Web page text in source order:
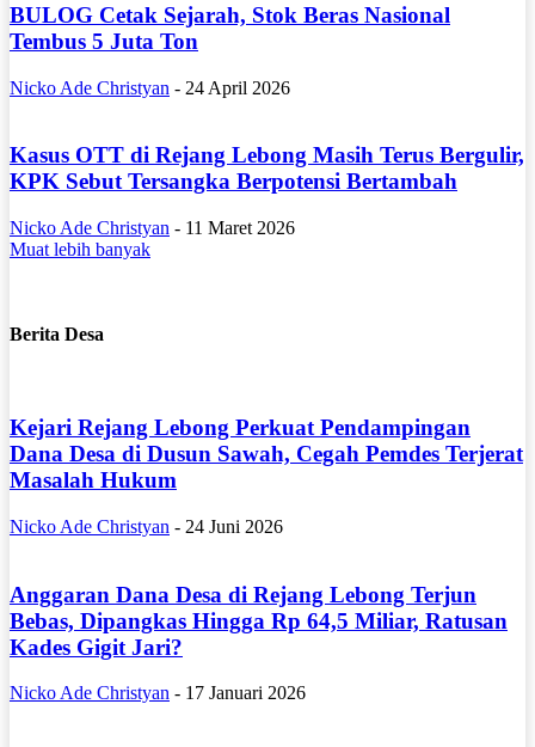
BULOG Cetak Sejarah, Stok Beras Nasional
Tembus 5 Juta Ton
Nicko Ade Christyan - 24 April 2026
Kasus OTT di Rejang Lebong Masih Terus Bergulir,
KPK Sebut Tersangka Berpotensi Bertambah
Nicko Ade Christyan - 11 Maret 2026
Muat lebih banyak
Berita Desa
Kejari Rejang Lebong Perkuat Pendampingan
Dana Desa di Dusun Sawah, Cegah Pemdes Terjerat
Masalah Hukum
Nicko Ade Christyan - 24 Juni 2026
Anggaran Dana Desa di Rejang Lebong Terjun
Bebas, Dipangkas Hingga Rp 64,5 Miliar, Ratusan
Kades Gigit Jari?
Nicko Ade Christyan - 17 Januari 2026